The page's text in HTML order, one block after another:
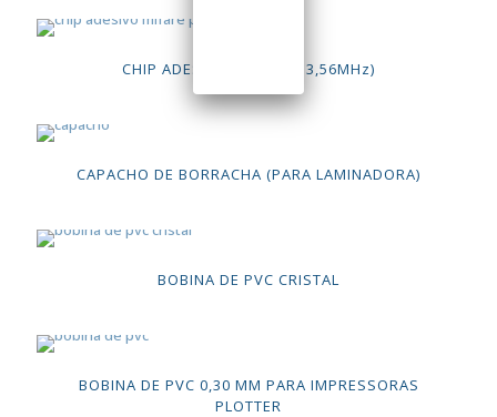
CHIP ADESIVO MIFARE (13,56MHz)
CAPACHO DE BORRACHA (PARA LAMINADORA)
BOBINA DE PVC CRISTAL
BOBINA DE PVC 0,30 MM PARA IMPRESSORAS
PLOTTER